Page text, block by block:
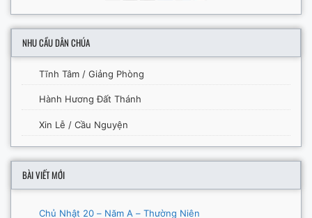
NHU CẦU DÂN CHÚA
Tĩnh Tâm / Giảng Phòng
Hành Hương Đất Thánh
Xin Lễ / Cầu Nguyện
BÀI VIẾT MỚI
Chủ Nhật 20 – Năm A – Thường Niên